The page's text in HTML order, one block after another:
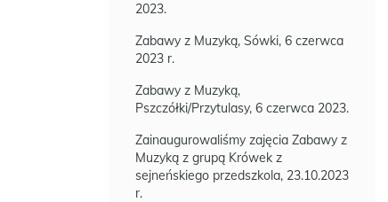
2023.
Zabawy z Muzyką, Sówki, 6 czerwca
2023 r.
Zabawy z Muzyką,
Pszczółki/Przytulasy, 6 czerwca 2023.
Zainaugurowaliśmy zajęcia Zabawy z
Muzyką z grupą Krówek z
sejneńskiego przedszkola, 23.10.2023
r.